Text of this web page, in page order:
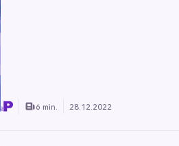
6 min. 28.12.2022